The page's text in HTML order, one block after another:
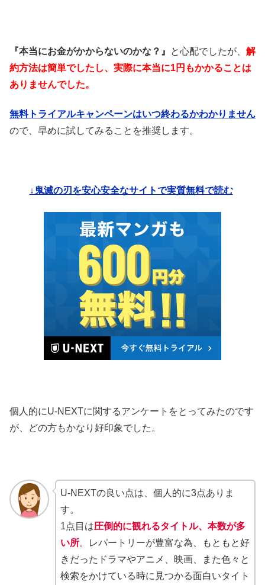
『本当にお金がかからないのかな？』 と心配でしたが、 解
約方法は簡単でしたし、実際に本当に1円もかかることは
ありませんでした。
無料トライアルキャンペーンはいつ終わるかわかりません
ので、早めに試してみることを推奨します。
↓鬼滅の刃を安心安全なサイトで実質無料で読む
個人的にU-NEXTに関するアンケートをとってみたのです
が、どの方もかなり好印象でした。
U-NEXTの良い点は、個人的に3点ありま
す。
1点目は圧倒的に観れるタイトル、本数が多
い所。レパートリーが豊富な為、もともと好
きだったドラマやアニメ、映画、また色々と
検索をかけている時に見つかる面白いタイト